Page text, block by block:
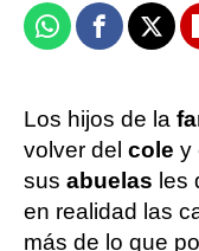
WhatsappFacebook
X
Los hijos de la
volver del cole y
sus abuelas les
en realidad las
más de lo que